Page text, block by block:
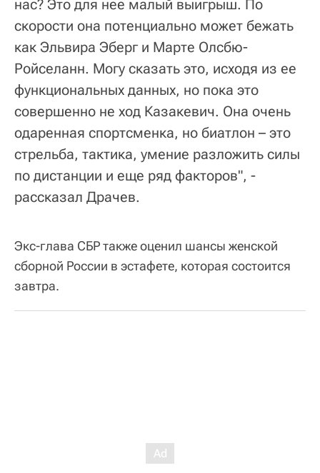
нас? Это для нее малый выигрыш. По
скорости она потенциально может бежать
как Эльвира Эберг и Марте Олсбю-
Ройселанн. Могу сказать это, исходя из ее
функциональных данных, но пока это
совершенно не ход Казакевич. Она очень
одаренная спортсменка, но биатлон – это
стрельба, тактика, умение разложить силы
по дистанции и еще ряд факторов", -
рассказал Драчев.
Экс-глава СБР также оценил шансы женской
сборной России в эстафете, которая состоится
завтра.